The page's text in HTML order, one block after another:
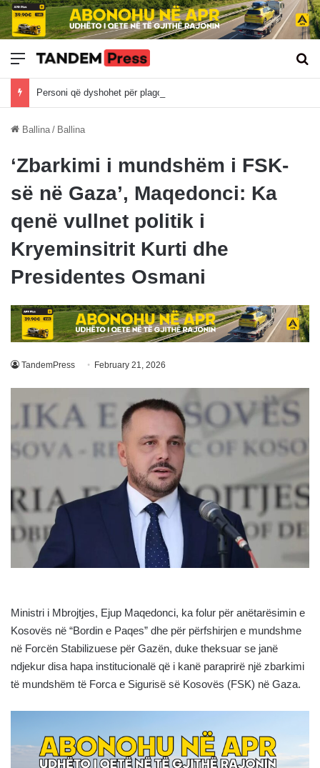
Meny
Ballina / Ballina
‘Zbarkimi i mundshëm i FSK-
së në Gaza’, Maqedonci: Ka
qenë vullnet politik i
Kryeminsitrit Kurti dhe
Presidentes Osmani
TandemPress February 21, 2026
Ministri i Mbrojtjes, Ejup Maqedonci, ka folur për anëtarësimin e
Kosovës në “Bordin e Paqes” dhe për përfshirjen e mundshme
në Forcën Stabilizuese për Gazën, duke theksuar se janë
ndjekur disa hapa institucionalë që i kanë paraprirë një zbarkimi
të mundshëm të Forca e Sigurisë së Kosovës (FSK) në Gaza.